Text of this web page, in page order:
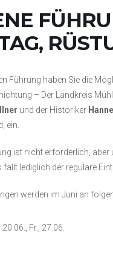
Führung haben Sie die
– Der Landkreis
und der Historiker
ein.
ist nicht erforderlich, aber
lediglich der reguläre
werden im Juni an
20.06., Fr., 27.06.